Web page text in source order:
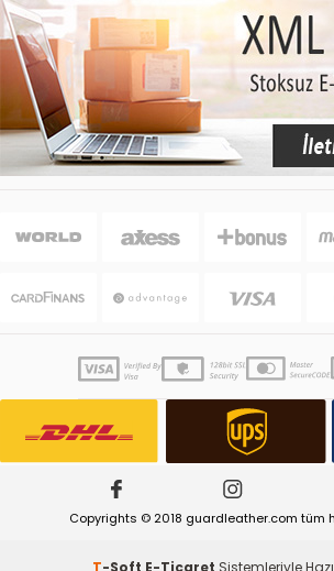
Copyrights © 2018 guardleather.com tüm
T-Soft E-Ticaret Sistemleriyle